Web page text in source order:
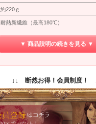
約220ｇ
耐熱新繊維（最高180℃）
※型
カバーネットに入れて出来るだけ太陽
てください。
初期保障／10日間の返品保障
専用ネット付き
（ウィッグ着用時に地毛をまとめるネ
商品写真はできる限り実物の色に近づ
すが、お客様がご使用するモニター設
▼ 商品説明の続きを見る ▼
↓↓ 断然お得！会員制度！